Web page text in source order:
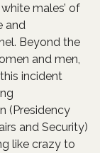
males’ of
and
Beyond the
and men,
incident
(Presidency
and Security)
like crazy to